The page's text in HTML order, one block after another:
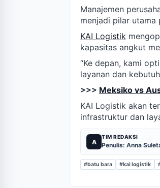
Manajemen
menjadi pilar utama
KAI Logistik
kapasitas angkut
“Ke depan, kami
layanan dan
>>> Meksiko vs
KAI Logistik akan
infrastruktur dan
A
TIM REDAKSI
Penulis: Anna
#batu bara #kai logistik